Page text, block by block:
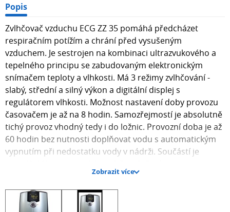
Popis
Zvlhčovač vzduchu ECG ZZ 35 pomáhá předcházet
respiračním potížím a chrání před vysušeným
vzduchem. Je sestrojen na kombinaci ultrazvukového a
tepelného principu se zabudovaným elektronickým
snímačem teploty a vlhkosti. Má 3 režimy zvlhčování -
slabý, střední a silný výkon a digitální displej s
regulátorem vlhkosti. Možnost nastavení doby provozu
časovačem je až na 8 hodin. Samozřejmostí je absolutně
tichý provoz vhodný tedy i do ložnic. Provozní doba je až
60 hodin bez nutnosti doplňovat vodu s automatickým
vypnutím při nedostatku vody v nádrži. Součástí je
Zobrazit více